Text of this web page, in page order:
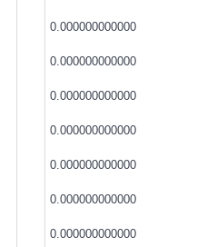
0.000000000000
0.000000000000
0.000000000000
0.000000000000
0.000000000000
0.000000000000
0.000000000000